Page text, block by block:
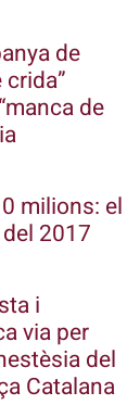
de
de
milions: el
2017
i
via per
del
Catalana